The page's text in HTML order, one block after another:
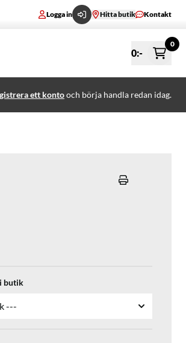
Logga in Hitta butik Kontakt
0:-
0
ett kontooch börja handla redan idag.
butik